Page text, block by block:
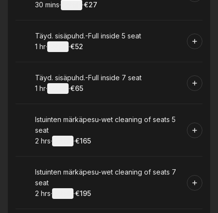
.Duration:
30 mins· ·
.Price
€27
Book
Täyd. sisäpuhd.-Full inside 5 seat
. Duration :
1 hr· ·
.Price
€52
Book
Täyd. sisäpuhd.-Full inside 7 seat
. Duration :
1 hr· ·
.Price
€65
Book
Istuinten märkäpesu-wet cleaning of seats 5
seat
. Duration:
2 hrs· ·
.Price
€165
Book
Istuinten märkäpesu-wet cleaning of seats 7
seat
. Duration:
2 hrs· ·
.Price
€195